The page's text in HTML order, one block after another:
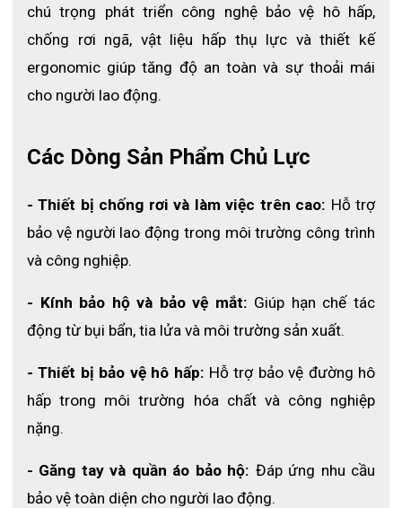
chú trọng phát triển công nghệ bảo vệ hô hấp,
chống rơi ngã, vật liệu hấp thụ lực và thiết kế
ergonomic giúp tăng độ an toàn và sự thoải mái
cho người lao động.
Các Dòng Sản Phẩm Chủ Lực
- Thiết bị chống rơi và làm việc trên cao: Hỗ trợ
bảo vệ người lao động trong môi trường công trình
và công nghiệp.
- Kính bảo hộ và bảo vệ mắt: Giúp hạn chế tác
động từ bụi bẩn, tia lửa và môi trường sản xuất.
- Thiết bị bảo vệ hô hấp: Hỗ trợ bảo vệ đường hô
hấp trong môi trường hóa chất và công nghiệp
nặng.
- Găng tay và quần áo bảo hộ: Đáp ứng nhu cầu
bảo vệ toàn diện cho người lao động.